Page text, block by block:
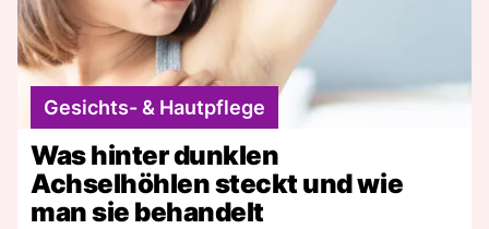
Gesichts- & Hautpflege
Was hinter dunklen
Achselhöhlen steckt und wie
man sie behandelt